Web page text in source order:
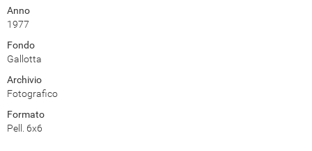
Anno
1977
Fondo
Gallotta
Archivio
Fotografico
Formato
Pell. 6x6